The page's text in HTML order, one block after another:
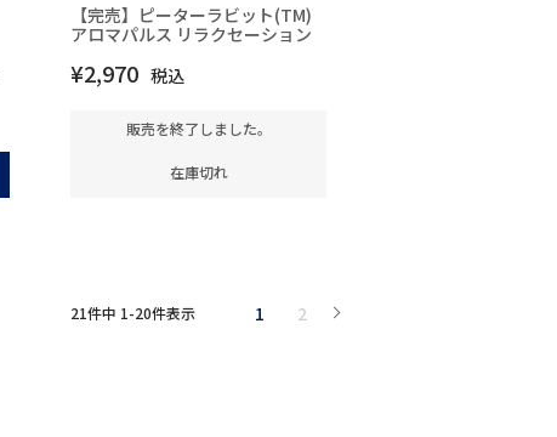
【完売】ピーターラビット(TM)
アロマパルス リラクセーション
¥2,970 税込
販売を終了しました。
在庫切れ
21件中 1-20件表示 1 2